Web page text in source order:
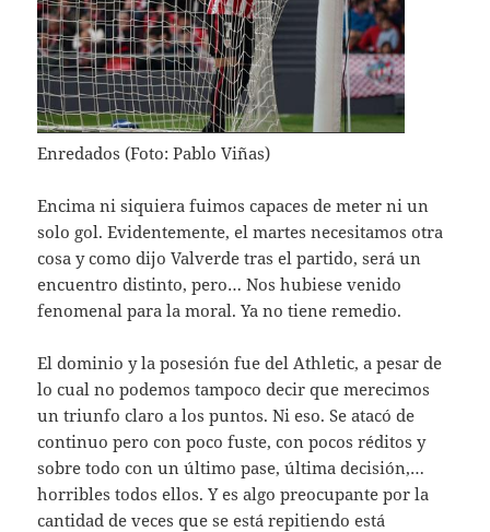
Enredados (Foto: Pablo Viñas)
Encima ni siquiera fuimos capaces de meter ni un
solo gol. Evidentemente, el martes necesitamos otra
cosa y como dijo Valverde tras el partido, será un
encuentro distinto, pero… Nos hubiese venido
fenomenal para la moral. Ya no tiene remedio.
El dominio y la posesión fue del Athletic, a pesar de
lo cual no podemos tampoco decir que merecimos
un triunfo claro a los puntos. Ni eso. Se atacó de
continuo pero con poco fuste, con pocos réditos y
sobre todo con un último pase, última decisión,…
horribles todos ellos. Y es algo preocupante por la
cantidad de veces que se está repitiendo está